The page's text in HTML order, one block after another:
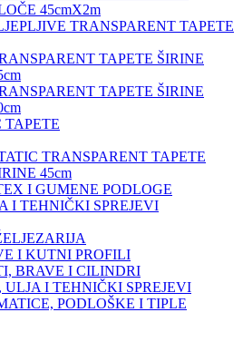
45cmX2m
TRANSPARENT TAPETE
TAPETE ŠIRINE
TAPETE ŠIRINE
TAPETE
TRANSPARENT TAPETE
45cm
I GUMENE PODLOGE
I TEHNIČKI SPREJEVI
I KUTNI PROFILI
BRAVE I CILINDRI
ULJA I TEHNIČKI SPREJEVI
PODLOŠKE I TIPLE